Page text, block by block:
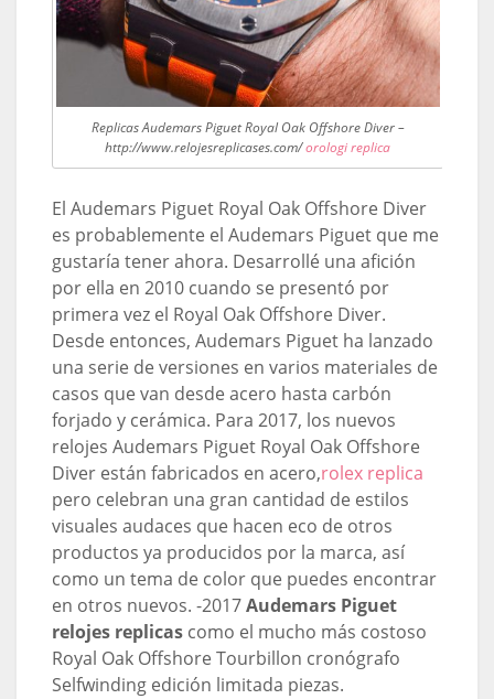
Replicas Audemars Piguet Royal Oak Offshore Diver –
http://www.relojesreplicases.com/orologi replica
El Audemars Piguet Royal Oak Offshore Diver
es probablemente el Audemars Piguet que me
gustaría tener ahora. Desarrollé una afición
por ella en 2010 cuando se presentó por
primera vez el Royal Oak Offshore Diver.
Desde entonces, Audemars Piguet ha lanzado
una serie de versiones en varios materiales de
casos que van desde acero hasta carbón
forjado y cerámica. Para 2017, los nuevos
relojes Audemars Piguet Royal Oak Offshore
Diver están fabricados en acero,rolex replica
pero celebran una gran cantidad de estilos
visuales audaces que hacen eco de otros
productos ya producidos por la marca, así
como un tema de color que puedes encontrar
en otros nuevos. -2017Audemars Piguet
relojes replicascomo el mucho más costoso
Royal Oak Offshore Tourbillon cronógrafo
Selfwinding edición limitada piezas.